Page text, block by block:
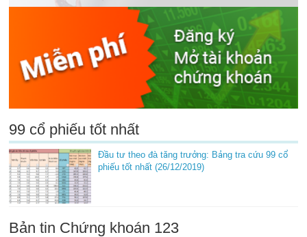
99 cổ phiếu tốt nhất
Đầu tư theo đà tăng trưởng: Bảng tra cứu 99 cổ
phiếu tốt nhất (26/12/2019)
Bản tin Chứng khoán 123